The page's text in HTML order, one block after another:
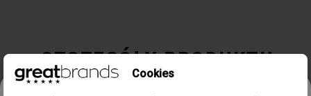
SZCZEGÓŁY PRODUKTU
Cookies